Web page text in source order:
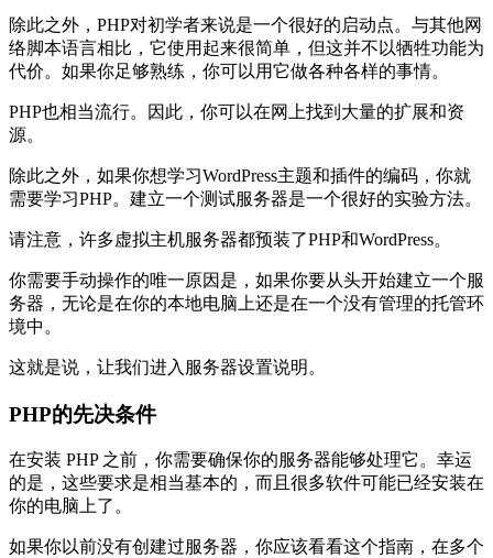
除此之外，PHP对初学者来说是一个很好的启动点。与其他网
络脚本语言相比，它使用起来很简单，但这并不以牺牲功能为
代价。如果你足够熟练，你可以用它做各种各样的事情。
PHP也相当流行。因此，你可以在网上找到大量的扩展和资
源。
除此之外，如果你想学习WordPress主题和插件的编码，你就
需要学习PHP。建立一个测试服务器是一个很好的实验方法。
请注意，许多虚拟主机服务器都预装了PHP和WordPress。
你需要手动操作的唯一原因是，如果你要从头开始建立一个服
务器，无论是在你的本地电脑上还是在一个没有管理的托管环
境中。
这就是说，让我们进入服务器设置说明。
PHP的先决条件
在安装 PHP 之前，你需要确保你的服务器能够处理它。幸运
的是，这些要求是相当基本的，而且很多软件可能已经安装在
你的电脑上了。
如果你以前没有创建过服务器，你应该看看这个指南，在多个